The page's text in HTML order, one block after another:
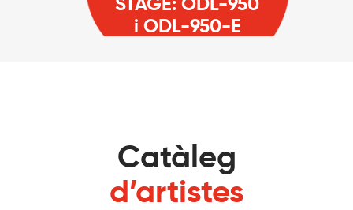
STAGE: ODL-950
i ODL-950-E
Catàleg
d’artistes